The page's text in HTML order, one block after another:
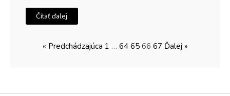
Čítať ďalej
« Predchádzajúca 1 … 64 65 66 67 Ďalej »